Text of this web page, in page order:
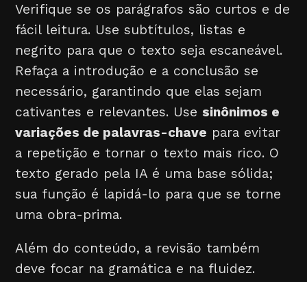
Verifique se os parágrafos são curtos e de
fácil leitura. Use subtítulos, listas e
negrito para que o texto seja escaneável.
Refaça a introdução e a conclusão se
necessário, garantindo que elas sejam
cativantes e relevantes. Use sinônimos e
variações de palavras-chave para evitar
a repetição e tornar o texto mais rico. O
texto gerado pela IA é uma base sólida;
sua função é lapidá-lo para que se torne
uma obra-prima.
Além do conteúdo, a revisão também
deve focar na gramática e na fluidez.